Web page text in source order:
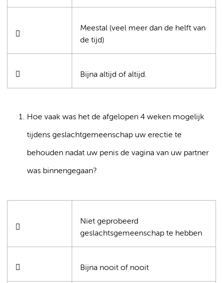

Meestal (veel meer dan de helft van
de tijd)
 Bijna altijd of altijd.
Hoe vaak was het de afgelopen 4 weken mogelijk
tijdens geslachtgemeenschap uw erectie te
behouden nadat uw penis de vagina van uw partner
was binnengegaan?

Niet geprobeerd
geslachtsgemeenschap te hebben
 Bijna nooit of nooit